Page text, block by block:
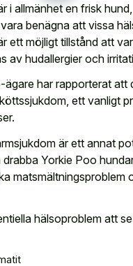
i allmänhet en frisk
benägna att vissa
ett möjligt tillstånd att
av hudallergier och
ägare har rapporterat att
ett vanligt
är ett annat
Yorkie Poo
matsmältningsproblem
hälsoproblem att